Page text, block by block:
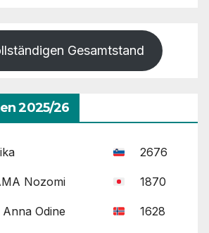
Gesamtstand
2025/26
2676
Nozomi 1870
Anna Odine 1628